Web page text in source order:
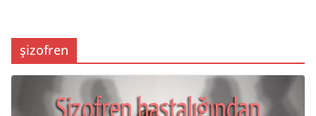
şizofren